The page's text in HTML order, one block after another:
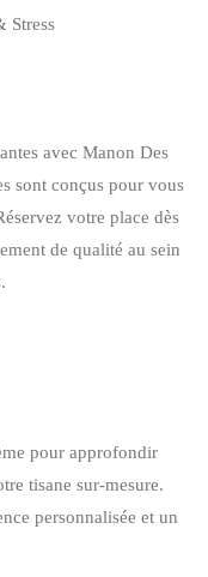
Stress
avec Manon Des
sont conçus pour vous
votre place dès
de qualité au sein
pour approfondir
tisane sur-mesure.
personnalisée et un